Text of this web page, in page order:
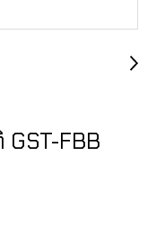
GST-FBB